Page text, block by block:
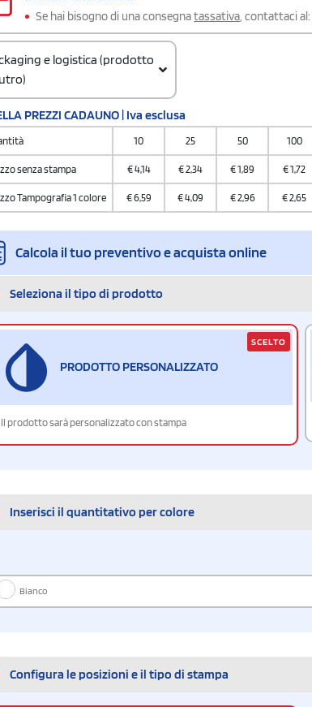
Se hai bisogno di una consegnatassativa , contattaci al:
e logistica (prodotto
5925
per confezione
per scatola
PREZZI CADAUNO | Iva esclusa
10 25 50 100
senza stampa €4,14 €2,34 €1,89 €1,72
Tampografia 1 colore €6,59 €4,09 €2,96 €2,65
Calcola il tuo preventivo e acquista online
Seleziona il tipo di prodotto
PRODOTTO PERSONALIZZATO
Il prodotto sarà personalizzato con stampa
SCELTO
Inserisci il quantitativo per colore
Bianco
Configura le posizioni e il tipo di stampa